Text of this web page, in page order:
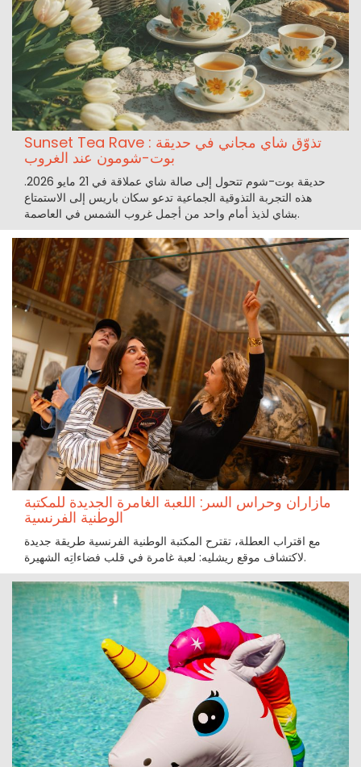
Sunset Tea Rave : تذوّق شاي مجاني في حديقة
بوت-شومون عند الغروب
حديقة بوت-شوم تتحول إلى صالة شاي عملاقة في 21 مايو 2026.
هذه التجربة التذوقية الجماعية تدعو سكان باريس إلى الاستمتاع
بشاي لذيذ أمام واحد من أجمل غروب الشمس في العاصمة.
مازاران وحراس السر: اللعبة الغامرة الجديدة للمكتبة
الوطنية الفرنسية
مع اقتراب العطلة، تقترح المكتبة الوطنية الفرنسية طريقة جديدة
لاكتشاف موقع ريشليه: لعبة غامرة في قلب فضاءاتِه الشهيرة.